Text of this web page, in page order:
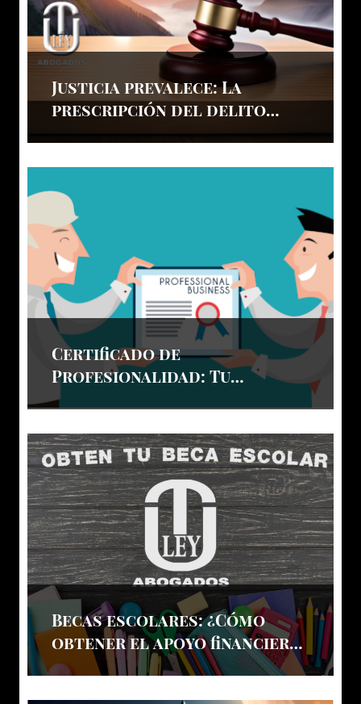
Justicia prevalece: La
prescripción del delito
libera a nuestro cliente
Certificado de
Profesionalidad: Tu
Pasaporte al Éxito Laboral
Becas escolares: ¿Cómo
obtener el apoyo financiero
que necesitas?